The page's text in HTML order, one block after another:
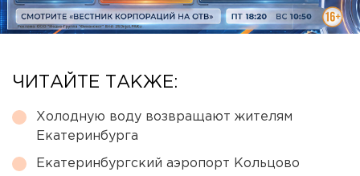
ЧИТАЙТЕ ТАКЖЕ:
Холодную воду возвращают жителям
Екатеринбурга
Екатеринбургский аэропорт Кольцово